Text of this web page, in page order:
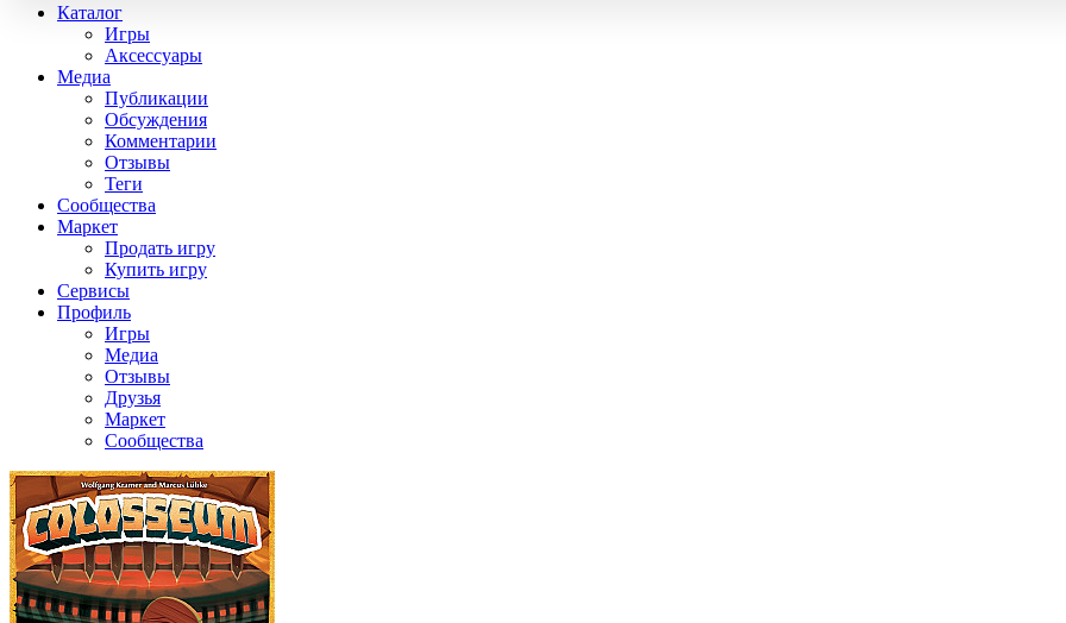
Каталог
Игры
Аксессуары
Медиа
Публикации
Обсуждения
Комментарии
Отзывы
Теги
Сообщества
Маркет
Продать игру
Купить игру
Сервисы
Профиль
Игры
Медиа
Отзывы
Друзья
Маркет
Сообщества